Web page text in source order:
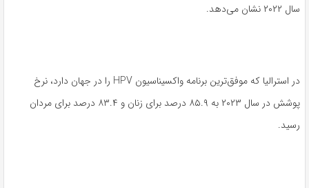
سال ۲۰۲۲ نشان می‌دهد.
در استرالیا که موفق‌ترین برنامه واکسیناسیون HPV را در جهان دارد، نرخ
پوشش در سال ۲۰۲۳ به ۸۵.۹ درصد برای زنان و ۸۳.۴ درصد برای مردان
رسید.